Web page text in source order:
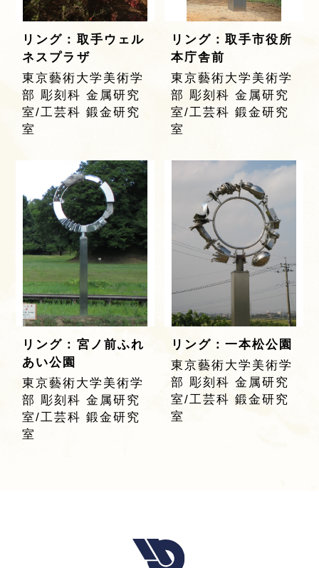
リング：取手ウェル
ネスプラザ
東京藝術大学美術学
部 彫刻科 金属研究
室/工芸科 鍛金研究
室
リング：取手市役所
本庁舎前
東京藝術大学美術学
部 彫刻科 金属研究
室/工芸科 鍛金研究
室
リング：宮ノ前ふれ
あい公園
東京藝術大学美術学
部 彫刻科 金属研究
室/工芸科 鍛金研究
室
リング：一本松公園
東京藝術大学美術学
部 彫刻科 金属研究
室/工芸科 鍛金研究
室